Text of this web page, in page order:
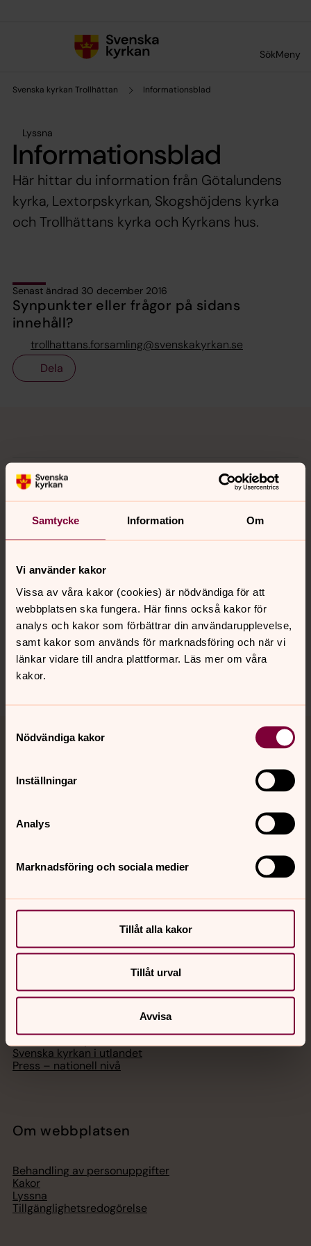
Samtycke Information Om
Vi använder kakor
Vissa av våra kakor (cookies) är nödvändiga för att
webbplatsen ska fungera. Här finns också kakor för
analys och kakor som förbättrar din användarupplevelse,
samt kakor som används för marknadsföring och när vi
länkar vidare till andra plattformar. Läs mer om våra
kakor.
Nödvändiga kakor
Inställningar
Analys
Marknadsföring och sociala medier
Tillåt alla kakor
Tillåt urval
Avvisa
SökMeny
Svenska kyrkan Trollhättan Informationsblad
Lyssna
Informationsblad
Här hittar du information från Götalundens
kyrka, Lextorpskyrkan, Skogshöjdens kyrka
och Trollhättans kyrka och Kyrkans hus.
Senast ändrad 30 december 2016
Synpunkter eller frågor på sidans
innehåll?
trollhattans.forsamling@svenskakyrkan.se
Dela
Kontakt
Kalender
Hitta snabbt
Sociala kanaler
Jourhavande präst
Akut samtals- och krisstöd. Prata eller chatta anonymt
Telefon 112
Bli medlem
Lediga jobb
Svenska kyrkan i utlandet
Press – nationell nivå
Om webbplatsen
Behandling av personuppgifter
Kakor
Lyssna
Tillgänglighetsredogörelse